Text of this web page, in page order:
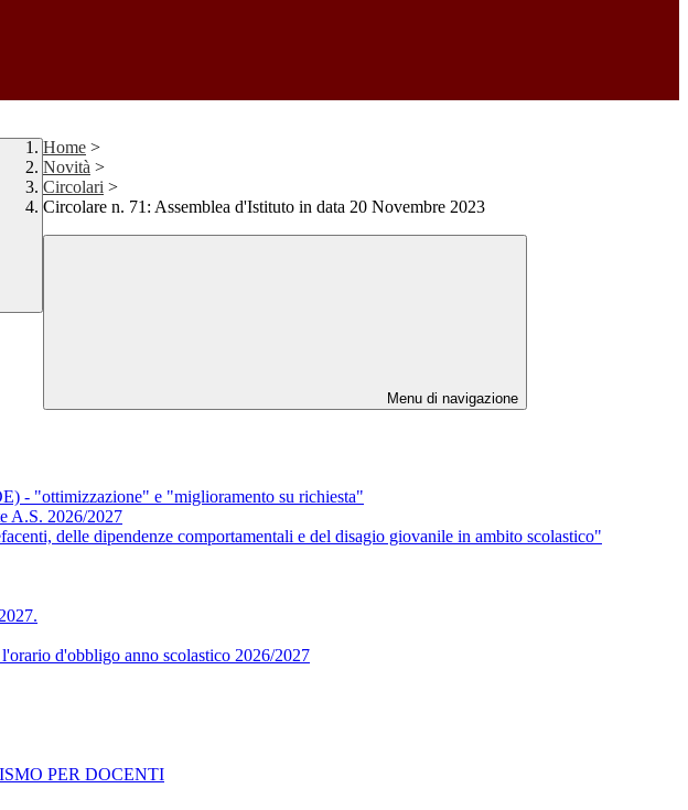
Home >
Novità >
Circolari >
Circolare n. 71: Assemblea d'Istituto in data 20 Novembre 2023
Menu di navigazione
- "ottimizzazione" e "miglioramento su richiesta"
A.S. 2026/2027
delle dipendenze comportamentali e del disagio giovanile in ambito scolastico"
d'obbligo anno scolastico 2026/2027
PER DOCENTI